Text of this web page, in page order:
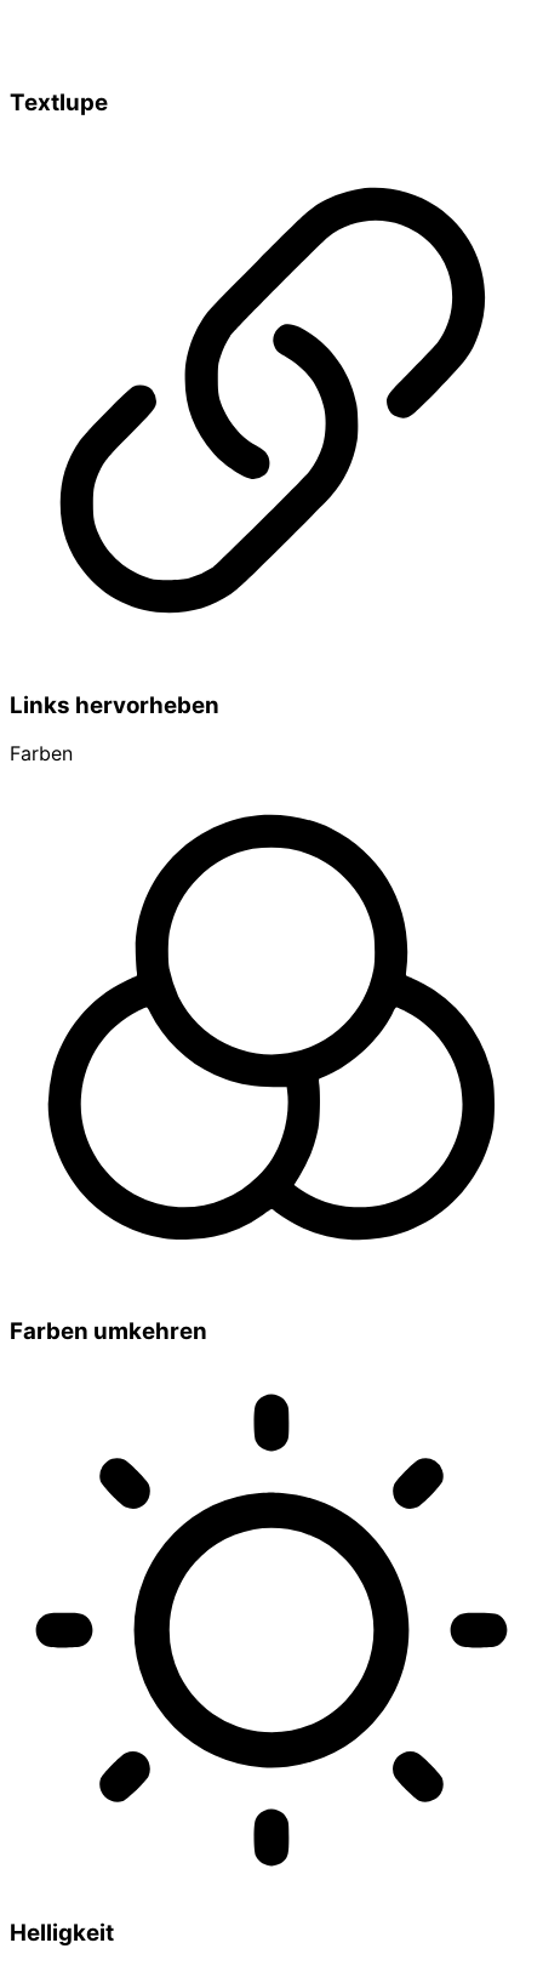
Textlupe
Links hervorheben
Farben
Farben umkehren
Helligkeit